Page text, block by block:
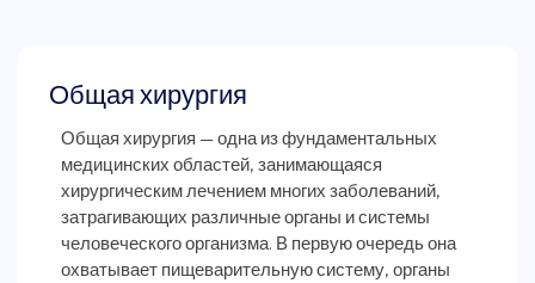
Общая хирургия
Общая хирургия — одна из фундаментальных
медицинских областей, занимающаяся
хирургическим лечением многих заболеваний,
затрагивающих различные органы и системы
человеческого организма. В первую очередь она
охватывает пищеварительную систему, органы